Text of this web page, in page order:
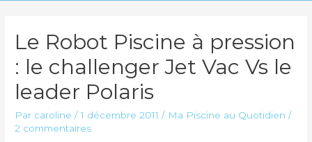
Le Robot Piscine à pression
: le challenger Jet Vac Vs le
leader Polaris
Par caroline /1 décembre 2011 / Ma Piscine au Quotidien /
2 commentaires